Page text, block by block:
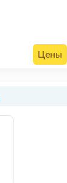
Цены